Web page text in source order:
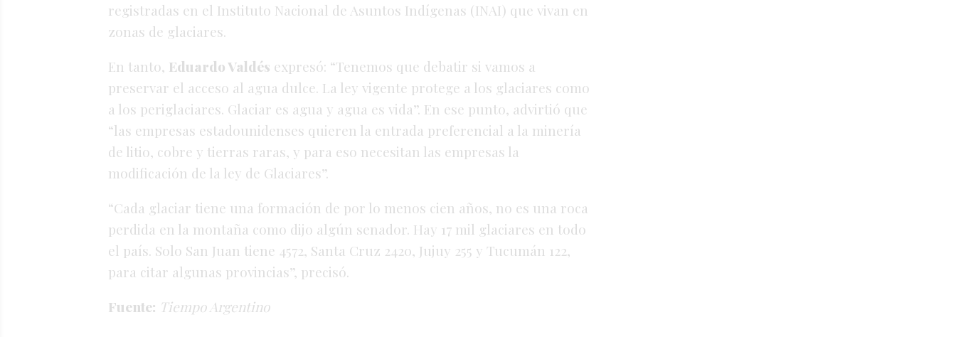
registradas en el Instituto Nacional de Asuntos Indígenas (INAI) que vivan en
zonas de glaciares.
En tanto, Eduardo Valdés expresó: “Tenemos que debatir si vamos a
preservar el acceso al agua dulce. La ley vigente protege a los glaciares como
a los periglaciares. Glaciar es agua y agua es vida”. En ese punto, advirtió que
“las empresas estadounidenses quieren la entrada preferencial a la minería
de litio, cobre y tierras raras, y para eso necesitan las empresas la
modificación de la ley de Glaciares”.
“Cada glaciar tiene una formación de por lo menos cien años, no es una roca
perdida en la montaña como dijo algún senador. Hay 17 mil glaciares en todo
el país. Solo San Juan tiene 4572, Santa Cruz 2420, Jujuy 255 y Tucumán 122,
para citar algunas provincias”, precisó.
Fuente: Tiempo Argentino